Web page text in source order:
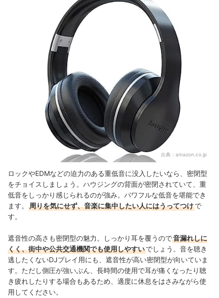
出典： amazon.co.jp
ロックやEDMなどの迫力のある重低音に没入したいなら、密閉型
をチョイスしましょう。ハウジングの背面が密閉されていて、重
低音をしっかり感じられるのが強み。パワフルな低音を堪能でき
ます。
周りを気にせず、音楽に集中したい人にはうってつけで
す。
遮音性の高さも密閉型の魅力。しっかり耳を覆うので音漏れしに
くく、街中や公共交通機関でも使用しやすいでしょう。音を聴き
逃したくないDJプレイ用にも、遮音性が高い密閉型が向いていま
す。ただし側圧が強いぶん、長時間の使用で耳が痛くなったり聴
き疲れしたりする場合もあるため、適度に休息をはさみながら使
用してください。